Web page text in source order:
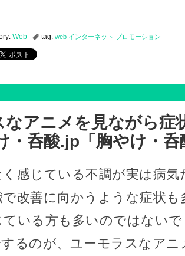
Web tag: web インターネット プロモーション
なアニメを見ながら症
・呑酸.jp「胸やけ・呑
感じている不調が実は病
改善に向かうような症状
いる方も多いのではない
るのが、ユーモラスなア